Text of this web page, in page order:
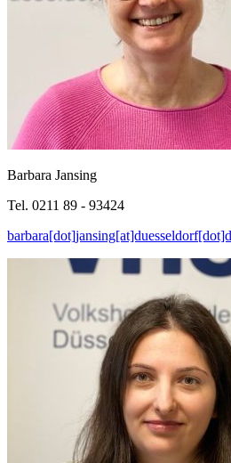
Barbara Jansing
Tel. 0211 89 - 93424